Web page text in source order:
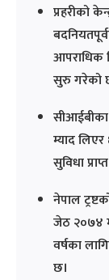
प्रहरीको
आपराधिक
सुरु गरेको
म्याद
सुविधा
नेपाल
जेठ २०७४
वर्षका
छ।